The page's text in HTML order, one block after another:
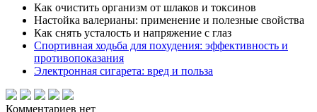
Как очистить организм от шлаков и токсинов
Настойка валерианы: применение и полезные свойства
Как снять усталость и напряжение с глаз
Спортивная ходьба для похудения: эффективность и
противопоказания
Электронная сигарета: вред и польза
Комментариев нет